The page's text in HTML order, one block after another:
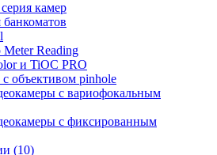
камер
Reading
и TiOC PRO
объективом pinhole
с вариофокальным
с фиксированным
(10)